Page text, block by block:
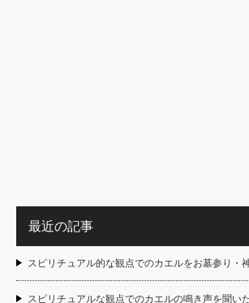
最近の記事
スピリチュアル的な観点でのカエルをお墓参り・
スピリチュアルな観点でのカエルの鳴き声を聞い